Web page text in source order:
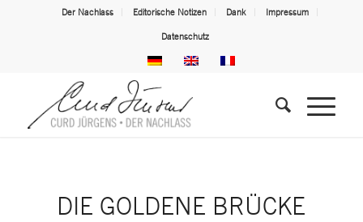
Der Nachlass Editorische Notizen Dank Impressum
Datenschutz
DIE GOLDENE BRÜCKE